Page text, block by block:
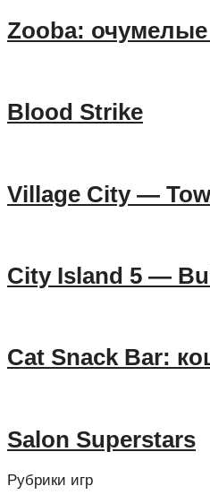
Zooba:
Blood Strike
Village City —
City Island 5 —
Cat Snack Bar:
Salon Superstars
Рубрики игр